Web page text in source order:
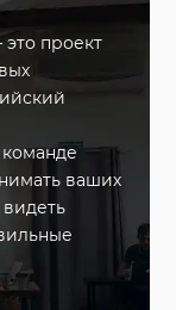
проект
ваших